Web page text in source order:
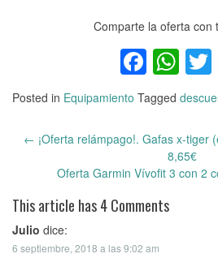
Comparte la oferta con
Posted in Equipamiento Tagged
navigation
← ¡Oferta relámpago!. Gafas x-tiger
8,65€
Oferta Garmin Vívofit 3 con 2
This article has 4 Comments
Julio dice:
6 septiembre, 2018 a las 9:02 am